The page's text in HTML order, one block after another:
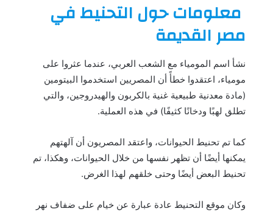
معلومات حول التحنيط في
مصر القديمة
نشأ اسم المومياء مع الشعب العربي، عندما عثروا على
مومياء، اعتقدوا خطأً أن المصريين استخدموا البيتومين
(مادة معدنية طبيعية غنية بالكربون والهيدروجين، والتي
تطلق لهبًا ودخانًا كثيفًا) في هذه العملية.
كما تم تحنيط الحيوانات، واعتقد المصريون أن آلهتهم
يمكنها أيضًا أن تظهر نفسها من خلال الحيوانات، وهكذا، تم
تحنيط البعض أيضًا وحتى خلقهم لهذا الغرض.
وكان موقع التحنيط عادة عبارة عن خيام على ضفاف نهر